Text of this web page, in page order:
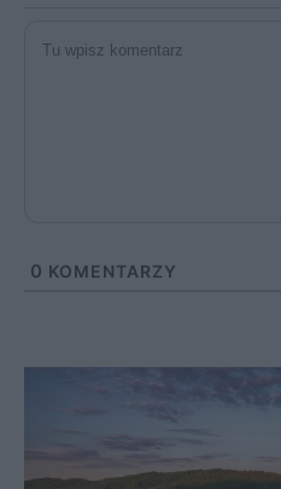
0 KOMENTARZY